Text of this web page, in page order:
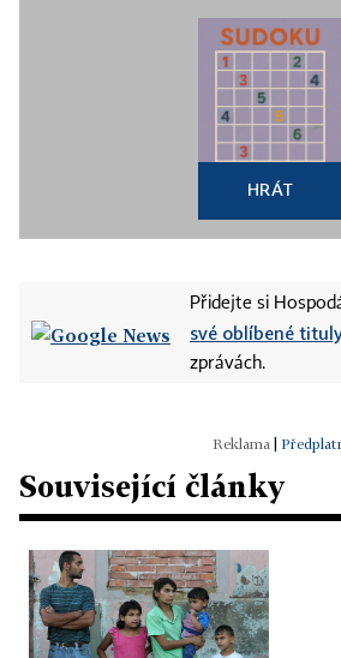
HRÁT
Přidejte si
své oblíbené
zprávách.
Související články